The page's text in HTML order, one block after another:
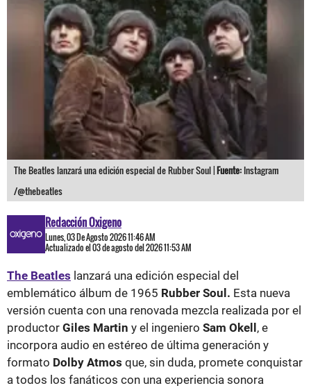
The Beatles lanzará una edición especial de Rubber Soul |Fuente: Instagram
/@thebeatles
Redacción Oxigeno
Lunes, 03 De Agosto 2026 11:46 AM
Actualizado el 03 de agosto del 2026 11:53 AM
The Beatles lanzará una edición especial del
emblemático álbum de 1965 Rubber Soul. Esta nueva
versión cuenta con una renovada mezcla realizada por el
productor Giles Martin y el ingeniero Sam Okell , e
incorpora audio en estéreo de última generación y
formato Dolby Atmos que, sin duda, promete conquistar
a todos los fanáticos con una experiencia sonora